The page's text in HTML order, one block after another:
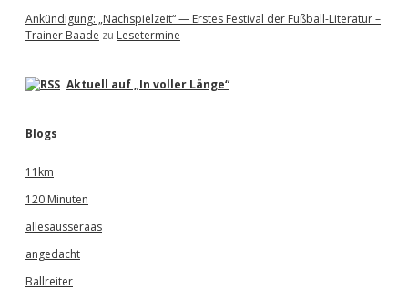
Ankündigung: „Nachspielzeit“ — Erstes Festival der Fußball-Literatur –
Trainer Baade zu Lesetermine
Aktuell auf „In voller Länge“
Blogs
11km
120 Minuten
allesausseraas
angedacht
Ballreiter